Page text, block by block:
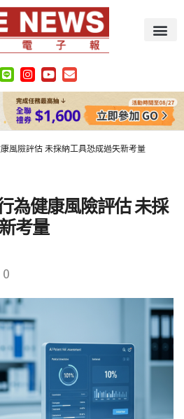
風險評估 未採納工具恐成過失新考量
為健康風險評估 未採
考量
0